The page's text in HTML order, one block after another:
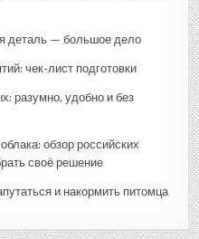
деталь — большое дело
чек-лист подготовки
разумно, удобно и без
обзор российских
своё решение
и накормить питомца